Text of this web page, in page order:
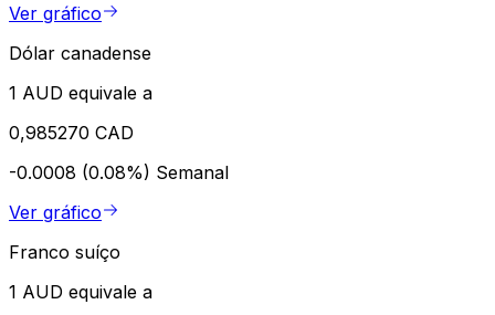
Ver gráfico
Dólar canadense
1 AUD equivale a
0,985270 CAD
-0.0008 (0.08%) Semanal
Ver gráfico
Franco suíço
1 AUD equivale a